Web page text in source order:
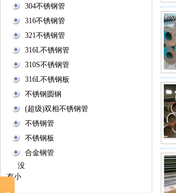
304不锈钢管
316不锈钢管
321不锈钢管
316L不锈钢管
310S不锈钢管
316L不锈钢板
不锈钢圆钢
(超级)双相不锈钢管
不锈钢管
不锈钢板
合金钢管
没
有小